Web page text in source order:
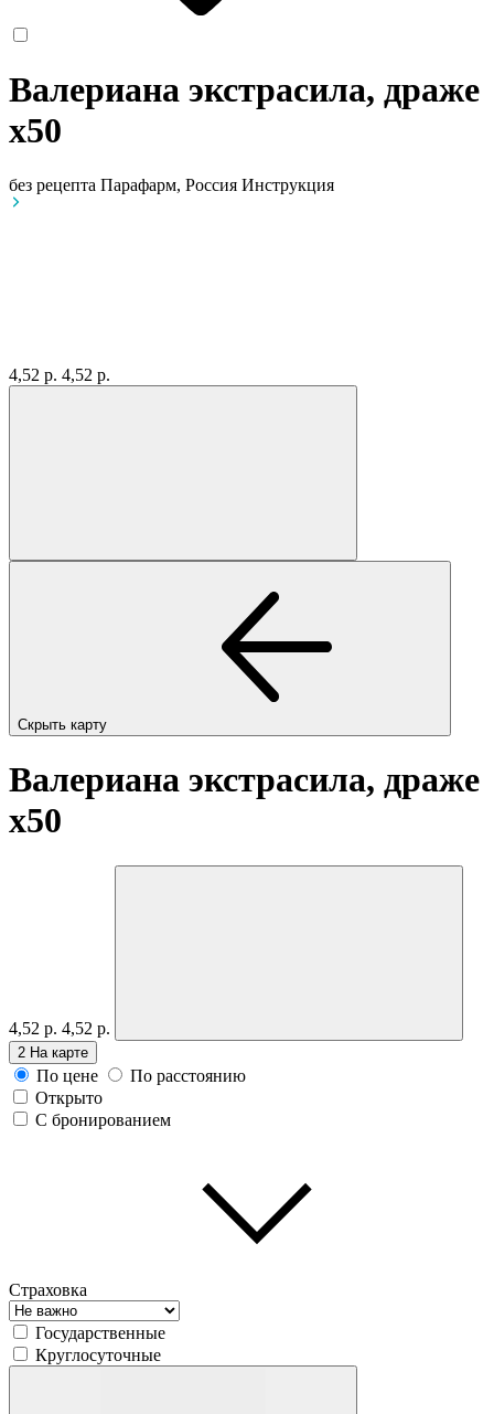
Валериана экстрасила, драже
x50
без рецепта Парафарм, Россия Инструкция
4,52 р. 4,52 р.
Скрыть карту
Валериана экстрасила, драже
x50
4,52 р. 4,52 р.
2 На карте
По цене
По расстоянию
Открыто
С бронированием
Страховка
Государственные
Круглосуточные